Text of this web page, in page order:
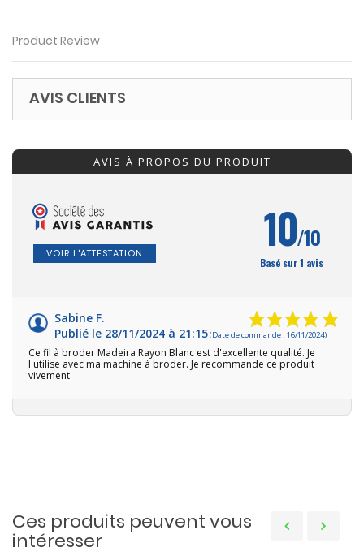
Product Review
AVIS CLIENTS
AVIS À PROPOS DU PRODUIT
VOIR L'ATTESTATION 10/10
Basé sur 1 avis
Sabine F.
Publié le 28/11/2024 à 21:15(Date de commande : 16/11/2024)
Ce fil à broder Madeira Rayon Blanc est d'excellente qualité. Je
l'utilise avec ma machine à broder. Je recommande ce produit
vivement
Ces produits peuvent vous
intéresser